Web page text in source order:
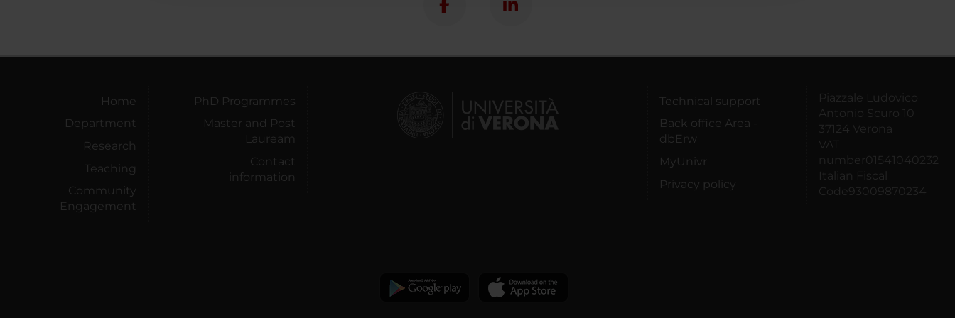
Home
Department
Research
Teaching
Community
Engagement
PhD Programmes
Master and Post
Lauream
Contact
information
Technical support
Back office Area -
dbErw
MyUnivr
Privacy policy
Piazzale Ludovico
Antonio Scuro 10
37124 Verona
VAT
number01541040232
Italian Fiscal
Code93009870234